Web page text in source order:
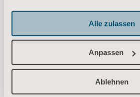
Alle zulassen
Anpassen
Ablehnen
Kontaktieren Sie
unser Support-Team
Setzen Sie sich mit